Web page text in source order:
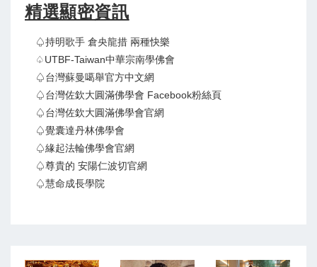
精選顯密資訊
♤持明歌手 倉央龍措 兩種快樂
♤UTBF-Taiwan中華宗南學佛會
♤台灣蘇曼噶舉官方中文網
♤台灣佐欽大圓滿佛學會 Facebook粉絲頁
♤台灣佐欽大圓滿佛學會官網
♤覺囊達丹林佛學會
♤緣起法輪佛學會官網
♤尊貴的 安陽仁波切官網
♤慧命成長學院